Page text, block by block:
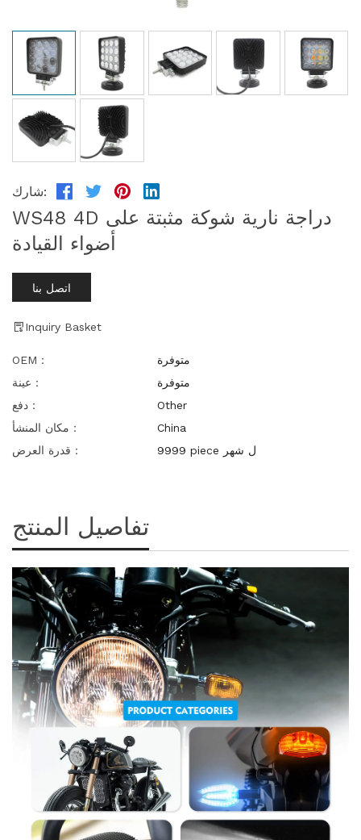
شارك:
WS48 4D دراجة نارية شوكة مثبتة على
أضواء القيادة
اتصل بنا
Inquiry Basket
OEM：
متوفرة
عينة：
متوفرة
دفع：
Other
مكان المنشأ：
China
قدرة العرض：
9999 piece ل شهر
تفاصيل المنتج